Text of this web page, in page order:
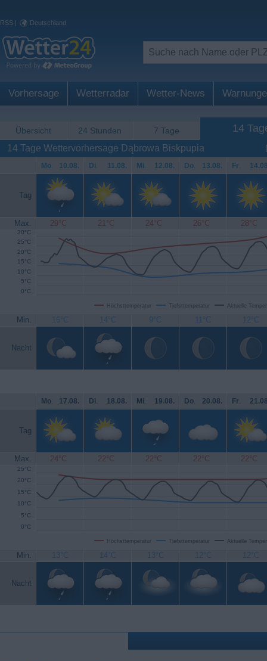
RSS | Deutschland
Vorhersage Wetterradar Wetter-News
Übersicht 24 Stunden 7 Tage 14
14 Tage Wettervorhersage Dąbrowa Biskpupia
Mo. 10.08. Di. 11.08. Mi. 12.08. Do. 13.08. Fr.
Tag
Max. 29°C 21°C 24°C 26°C 28°C
Höchsttemperatur Tiefsttemperatur Aktuelle
0°C
5°C
10°C
15°C
20°C
25°C
30°C
Min. 16°C 14°C 9°C 11°C 12°C
Nacht
Mo. 17.08. Di. 18.08. Mi. 19.08. Do. 20.08. Fr.
Tag
Max. 24°C 22°C 22°C 22°C 22°C
Höchsttemperatur Tiefsttemperatur Aktuelle
0°C
5°C
10°C
15°C
20°C
25°C
Min. 13°C 14°C 13°C 12°C 12°C
Nacht